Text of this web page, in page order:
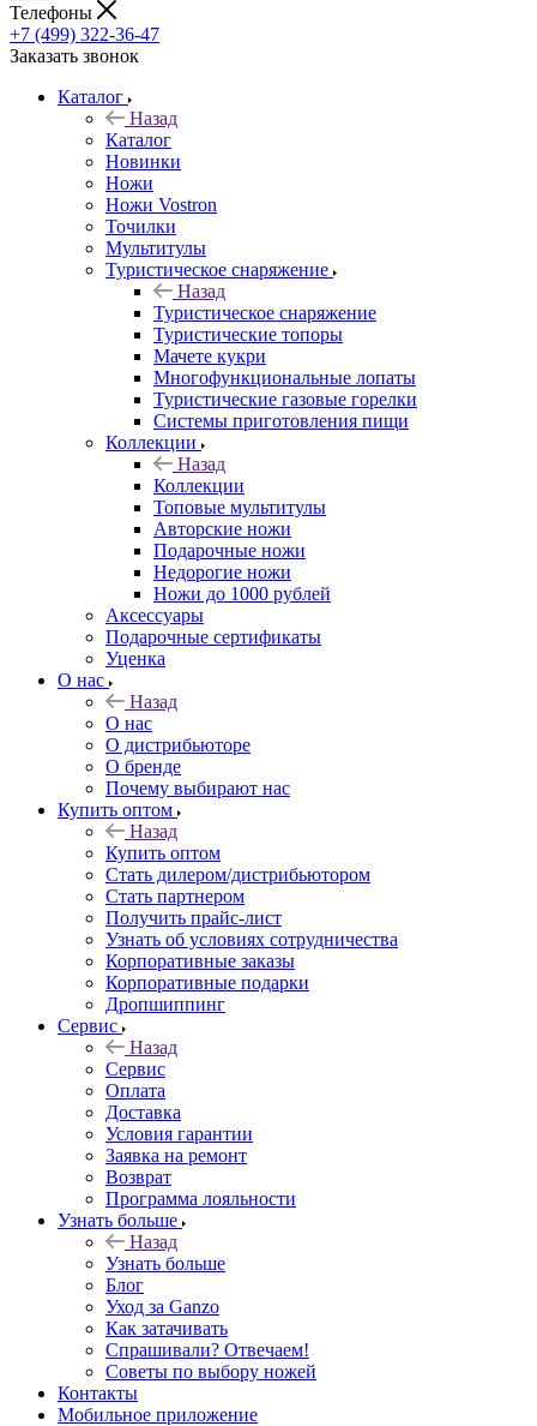
Телефоны
+7 (499) 322-36-47
Заказать звонок
Каталог
Назад
Каталог
Новинки
Ножи
Ножи Vostron
Точилки
Мультитулы
Туристическое снаряжение
Назад
Туристическое снаряжение
Туристические топоры
Мачете кукри
Многофункциональные лопаты
Туристические газовые горелки
Системы приготовления пищи
Коллекции
Назад
Коллекции
Топовые мультитулы
Авторские ножи
Подарочные ножи
Недорогие ножи
Ножи до 1000 рублей
Аксессуары
Подарочные сертификаты
Уценка
О нас
Назад
О нас
О дистрибьюторе
О бренде
Почему выбирают нас
Купить оптом
Назад
Купить оптом
Стать дилером/дистрибьютором
Стать партнером
Получить прайс-лист
Узнать об условиях сотрудничества
Корпоративные заказы
Корпоративные подарки
Дропшиппинг
Сервис
Назад
Сервис
Оплата
Доставка
Условия гарантии
Заявка на ремонт
Возврат
Программа лояльности
Узнать больше
Назад
Узнать больше
Блог
Уход за Ganzo
Как затачивать
Спрашивали? Отвечаем!
Советы по выбору ножей
Контакты
Мобильное приложение